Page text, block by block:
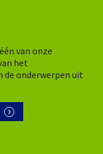
van onze
het
de onderwerpen uit